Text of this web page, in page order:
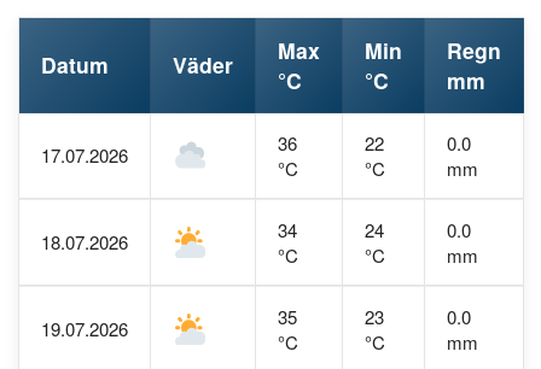
Datum Väder
Max
°C
Min
°C
Regn
mm
17.07.2026
36
°C
22
°C
0.0
mm
18.07.2026
34
°C
24
°C
0.0
mm
19.07.2026
35
°C
23
°C
0.0
mm